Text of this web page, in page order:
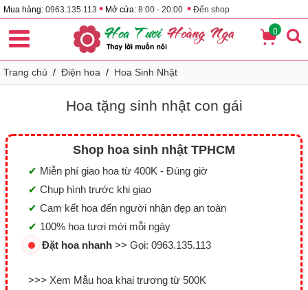
Mua hàng: 0963.135.113 • Mở cửa: 8:00 - 20:00 • Đến shop
0
Trang chủ / Điện hoa / Hoa Sinh Nhật
Hoa tặng sinh nhật con gái
Shop hoa sinh nhật TPHCM
✔ Miễn phí giao hoa từ 400K - Đúng giờ
✔ Chụp hình trước khi giao
✔ Cam kết hoa đến người nhận đẹp an toàn
✔ 100% hoa tươi mới mỗi ngày
Đặt hoa nhanh >> Gọi: 0963.135.113
>>> Xem Mẫu hoa khai trương từ 500K